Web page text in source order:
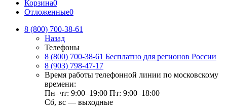
Корзина0
Отложенные0
8 (800) 700-38-61
Назад
Телефоны
8 (800) 700-38-61 Бесплатно для регионов России
8 (903) 798-47-17
Время работы телефонной линии по московскому
времени:
Пн–чт: 9:00–19:00 Пт: 9:00–18:00
Сб, вс — выходные